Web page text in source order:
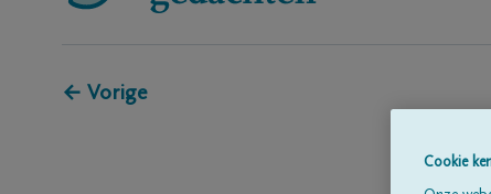
← Vorige
Cookie